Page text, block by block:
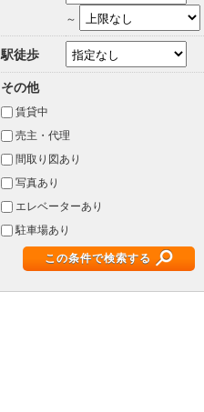
～
駅徒歩
その他
賃貸中
売主・代理
間取り図あり
写真あり
エレベーターあり
駐車場あり
この条件で検索する